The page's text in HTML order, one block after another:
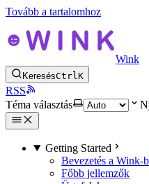
Tovább a tartalomhoz
Wink
KeresésCtrlK
RSS
Téma választás
Getting Started
Bevezetés a Wink-
Főbb jellemzők